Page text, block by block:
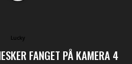
Lucky
FANGET PÅ KAMERA 4